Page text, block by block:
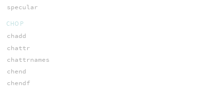
specular
CHOP
chadd
chattr
chattrnames
chend
chendf